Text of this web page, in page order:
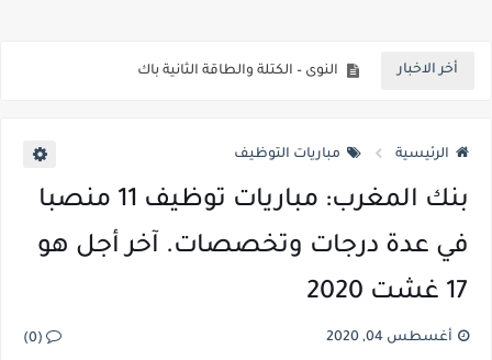
أخر الاخبار
التناقص الإشعاعي الثانية باك
انتشار موجة ضوئية الثانية باك
الموجات الميكانيكية المتوالية الدورية الثانية باك
الموجات الميكانيكية المتوالية الثانية باك
دروس ملخصات تمارين وامتحانات الرياضيات الثانية باك
الرئيسية مباريات التوظيف
بنك المغرب: مباريات توظيف 11 منصبا
في عدة درجات وتخصصات. آخر أجل هو
17 غشت 2020
أغسطس 04, 2020 (0)